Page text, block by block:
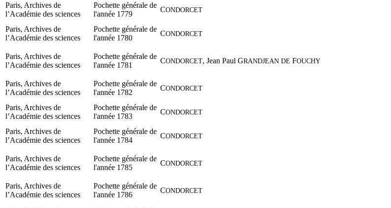
Paris, Archives de
l’Académie des sciences
Pochette générale de
l'année 1779
CONDORCET
Paris, Archives de
l’Académie des sciences
Pochette générale de
l'année 1780
CONDORCET
Paris, Archives de
l’Académie des sciences
Pochette générale de
l'année 1781
CONDORCET, Jean Paul GRANDJEAN DE FOUCHY
Paris, Archives de
l’Académie des sciences
Pochette générale de
l'année 1782
CONDORCET
Paris, Archives de
l’Académie des sciences
Pochette générale de
l'année 1783
CONDORCET
Paris, Archives de
l’Académie des sciences
Pochette générale de
l'année 1784
CONDORCET
Paris, Archives de
l’Académie des sciences
Pochette générale de
l'année 1785
CONDORCET
Paris, Archives de
l’Académie des sciences
Pochette générale de
l'année 1786
CONDORCET